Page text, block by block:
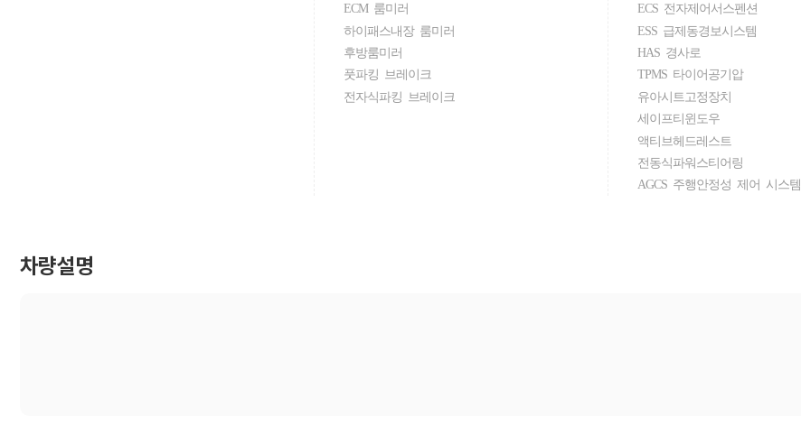
ECM 룸미러
하이패스내장 룸미러
후방룸미러
풋파킹 브레이크
전자식파킹 브레이크
ECS 전자제어서스펜션
ESS 급제동경보시스템
HAS 경사로
TPMS 타이어공기압
유아시트고정장치
세이프티윈도우
액티브헤드레스트
전동식파워스티어링
AGCS 주행안정성 제어 시스템
차량설명